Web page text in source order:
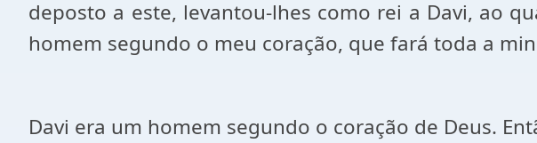
deposto a este, levantou-lhes como rei a Davi, ao
homem segundo o meu coração, que fará toda a
Davi era um homem segundo o coração de Deus.